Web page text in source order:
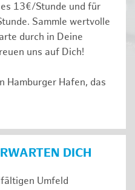
13€/Stunde und für
Sammle wertvolle
durch in Deine
uns auf Dich!
Hamburger Hafen, das
DICH
Umfeld